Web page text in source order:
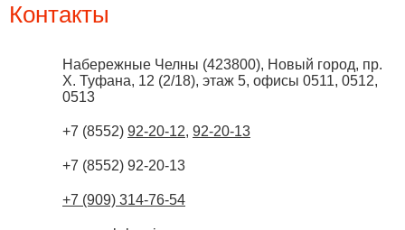
Контакты
Набережные Челны (423800), Новый город, пр.
Х. Туфана, 12 (2/18), этаж 5, офисы 0511, 0512,
0513
+7 (8552) 92-20-12, 92-20-13
+7 (8552) 92-20-13
+7 (909) 314-76-54